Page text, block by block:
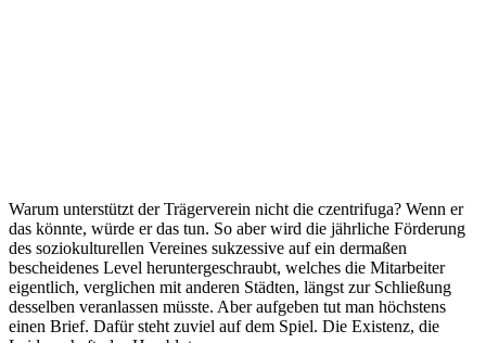
Warum unterstützt der Trägerverein nicht die czentrifuga? Wenn er
das könnte, würde er das tun. So aber wird die jährliche Förderung
des soziokulturellen Vereines sukzessive auf ein dermaßen
bescheidenes Level heruntergeschraubt, welches die Mitarbeiter
eigentlich, verglichen mit anderen Städten, längst zur Schließung
desselben veranlassen müsste. Aber aufgeben tut man höchstens
einen Brief. Dafür steht zuviel auf dem Spiel. Die Existenz, die